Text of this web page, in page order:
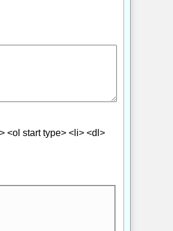
<ol start type> <li> <dl>